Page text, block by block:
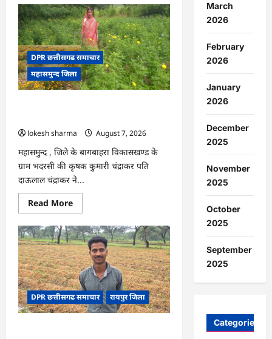
CG
:
15
अगस्त
को
जिले
में
आजादी
का
जश्न
साक्षरता
में
जाएगा
DPR छत्तीसगढ समाचार
महासमुन्द जिला
lokesh sharma
August 7, 2026
महासमुन्द , जिले के बागबाहरा विकासखण्ड के
ग्राम भदरसी की कृषक कुमारी चंद्राकर पति
दाऊलाल चंद्राकर ने...
Read MoreRead
more
CG
:
गेंदे
की
खेती
से
कुमारी
चंद्राकर
ने
बढ़ाई
अपनी
DPR छत्तीसगढ समाचार रायपुर जिला
March
2026
February
2026
January
2026
December
2025
November
2025
October
2025
September
2025
Categories